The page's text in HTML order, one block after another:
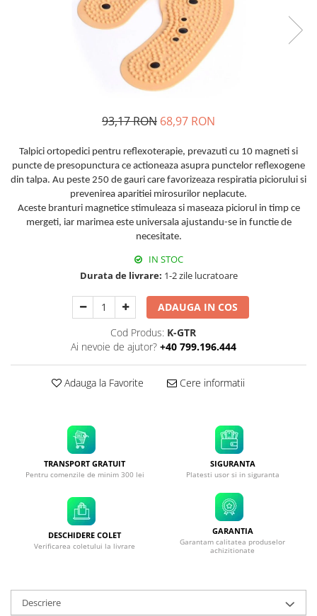
93,17 RON 68,97 RON
Talpici ortopedici pentru reflexoterapie, prevazuti cu 10 magneti si
puncte de presopunctura ce actioneaza asupra punctelor reflexogene
din talpa. Au peste 250 de gauri care favorizeaza respiratia piciorului si
prevenirea aparitiei mirosurilor neplacute.
Aceste branturi magnetice stimuleaza si maseaza piciorul in timp ce
mergeti, iar marimea este universala ajustandu-se in functie de
necesitate.
IN STOC
Durata de livrare: 1-2 zile lucratoare
ADAUGA IN COS
Cod Produs: K-GTR
Ai nevoie de ajutor? +40 799.196.444
Adauga la Favorite Cere informatii
TRANSPORT GRATUIT
Pentru comenzile de minim 300 lei
SIGURANTA
Platesti usor si in siguranta
DESCHIDERE COLET
Verificarea coletului la livrare
GARANTIA
Garantam calitatea produselor
achizitionate
Descriere